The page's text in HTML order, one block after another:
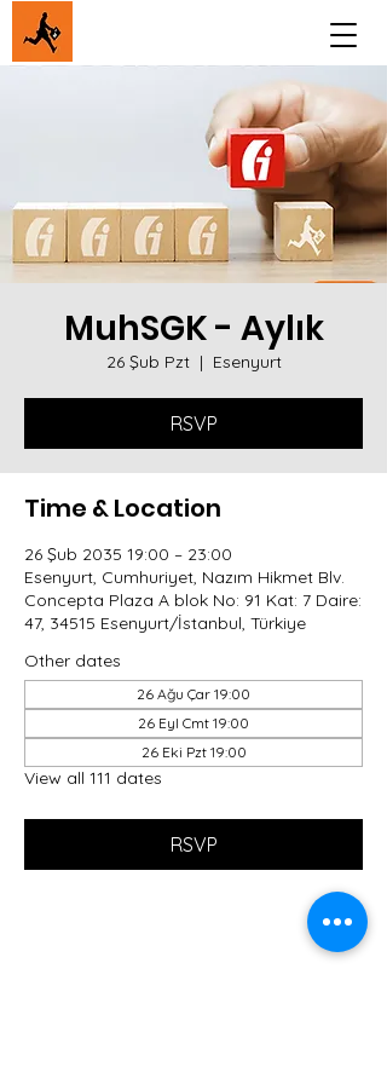
MuhSGK - Aylık
26 Şub Pzt
  |
Esenyurt
RSVP
Time & Location
26 Şub 2035 19:00 – 23:00
Esenyurt, Cumhuriyet, Nazım Hikmet Blv.
Concepta Plaza A blok No: 91 Kat: 7 Daire:
47, 34515 Esenyurt/İstanbul, Türkiye
Other dates
26 Ağu Çar 19:00
26 Eyl Cmt 19:00
26 Eki Pzt 19:00
View all 111 dates
RSVP